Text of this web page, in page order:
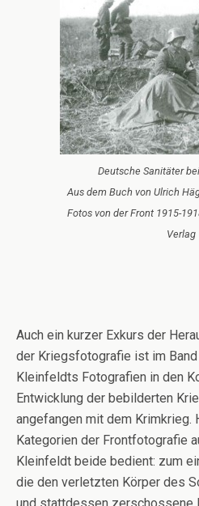
Deutsche Sanitäter
Aus dem Buch von Ulrich
Fotos von der Front 1915-
Verlag
Auch ein kurzer Exkurs der
der Kriegsfotografie ist im
Kleinfeldts Fotografien in den
Entwicklung der bebilderten
angefangen mit dem Krimkrieg.
Kategorien der Frontfotografie
Kleinfeldt beide bedient: zum
die den verletzten Körper des
und stattdessen zerschossene